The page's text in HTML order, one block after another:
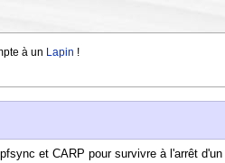
à un Lapin !
et CARP pour survivre à l'arrêt d'un